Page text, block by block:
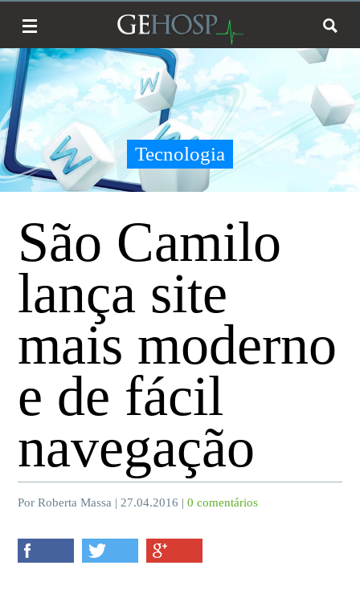
Tecnologia
São Camilo
lança site
mais moderno
e de fácil
navegação
Por Roberta Massa | 27.04.2016 |0 comentários